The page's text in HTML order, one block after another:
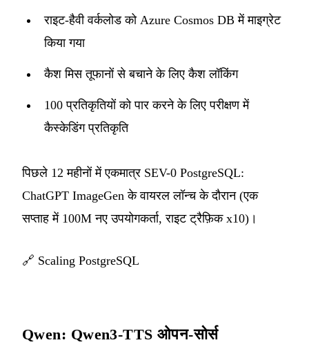
राइट-हैवी वर्कलोड को Azure Cosmos DB में माइग्रेट
किया गया
कैश मिस तूफानों से बचाने के लिए कैश लॉकिंग
100 प्रतिकृतियों को पार करने के लिए परीक्षण में
कैस्केडिंग प्रतिकृति
पिछले 12 महीनों में एकमात्र SEV-0 PostgreSQL:
ChatGPT ImageGen के वायरल लॉन्च के दौरान (एक
सप्ताह में 100M नए उपयोगकर्ता, राइट ट्रैफ़िक x10)।
🔗 Scaling PostgreSQL
Qwen: Qwen3-TTS ओपन-सोर्स